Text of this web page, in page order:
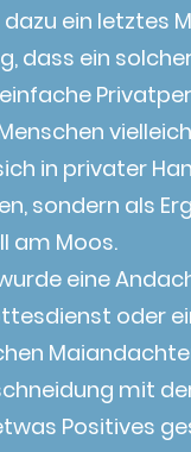
ein letztes
dass ein
in privater
sondern als
am Moos.
eine
oder
mit
Positives